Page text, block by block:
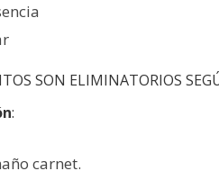
SON ELIMINATORIOS
:
carnet.